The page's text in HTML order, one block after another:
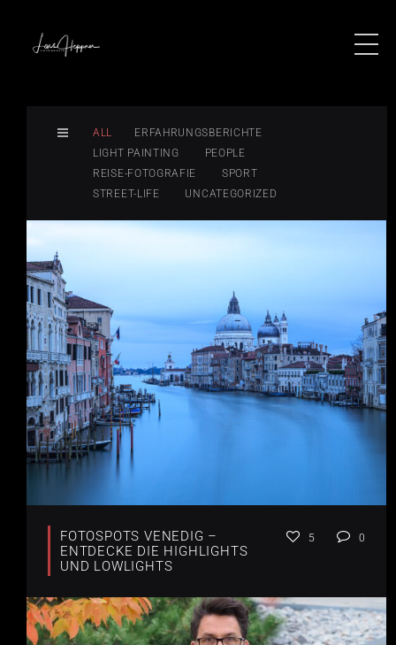
ALL
ERFAHRUNGSBERICHTE
LIGHT PAINTING
PEOPLE
REISE-FOTOGRAFIE
SPORT
STREET-LIFE
UNCATEGORIZED
FOTOSPOTS VENEDIG –
ENTDECKE DIE HIGHLIGHTS
UND LOWLIGHTS
5 0